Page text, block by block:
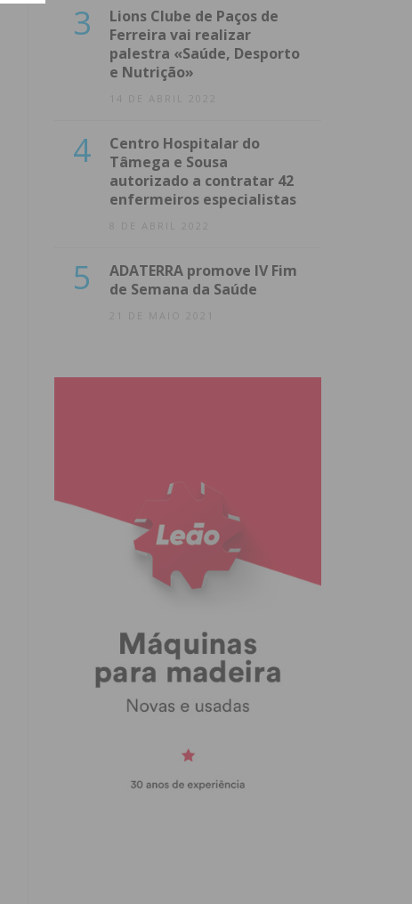
3
Lions Clube de Paços de
Ferreira vai realizar
palestra «Saúde, Desporto
e Nutrição»
14 DE ABRIL 2022
4
Centro Hospitalar do
Tâmega e Sousa
autorizado a contratar 42
enfermeiros especialistas
8 DE ABRIL 2022
5
ADATERRA promove IV Fim
de Semana da Saúde
21 DE MAIO 2021